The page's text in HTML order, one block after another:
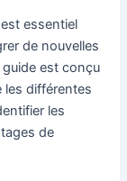
essentiel
de nouvelles
est conçu
les différentes
les
de